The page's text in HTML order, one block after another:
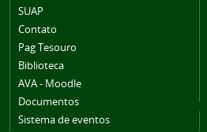
SUAP
Contato
Pag Tesouro
Biblioteca
AVA - Moodle
Documentos
Sistema de eventos